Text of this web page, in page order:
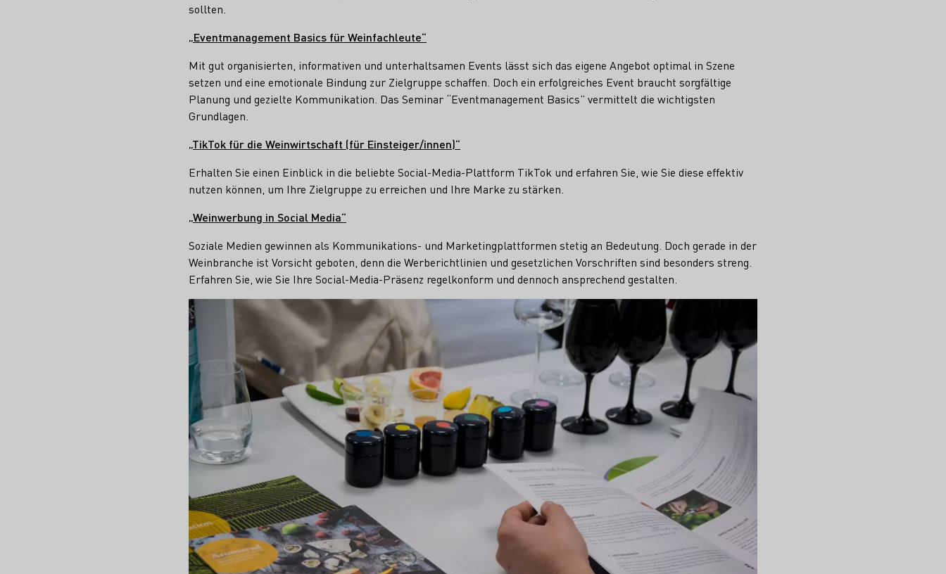
sollten.
„Eventmanagement Basics für Weinfachleute“
Mit gut organisierten, informativen und unterhaltsamen Events lässt sich das eigene Angebot optimal in Szene
setzen und eine emotionale Bindung zur Zielgruppe schaffen. Doch ein erfolgreiches Event braucht sorgfältige
Planung und gezielte Kommunikation. Das Seminar “Eventmanagement Basics” vermittelt die wichtigsten
Grundlagen.
„TikTok für die Weinwirtschaft (für Einsteiger/innen)“
Erhalten Sie einen Einblick in die beliebte Social-Media-Plattform TikTok und erfahren Sie, wie Sie diese effektiv
nutzen können, um Ihre Zielgruppe zu erreichen und Ihre Marke zu stärken.
„Weinwerbung in Social Media“
Soziale Medien gewinnen als Kommunikations- und Marketingplattformen stetig an Bedeutung. Doch gerade in der
Weinbranche ist Vorsicht geboten, denn die Werberichtlinien und gesetzlichen Vorschriften sind besonders streng.
Erfahren Sie, wie Sie Ihre Social-Media-Präsenz regelkonform und dennoch ansprechend gestalten.